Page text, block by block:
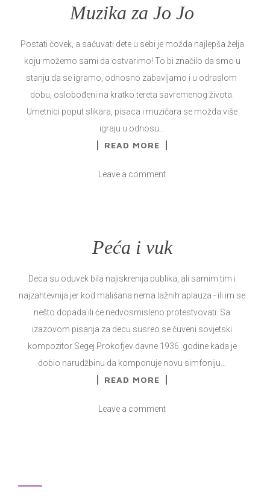
Muzika za Jo Jo
Postati čovek, a sačuvati dete u sebi je možda najlepša želja
koju možemo sami da ostvarimo! To bi značilo da smo u
stanju da se igramo, odnosno zabavljamo i u odraslom
dobu, oslobođeni na kratko tereta savremenog života.
Umetnici poput slikara, pisaca i muzičara se možda više
igraju u odnosu…
READ MORE
Leave a comment
Peća i vuk
Deca su oduvek bila najiskrenija publika, ali samim tim i
najzahtevnija jer kod mališana nema lažnih aplauza - ili im se
nešto dopada ili će nedvosmisleno protestvovati. Sa
izazovom pisanja za decu susreo se čuveni sovjetski
kompozitor Segej Prokofjev davne 1936. godine kada je
dobio narudžbinu da komponuje novu simfoniju…
READ MORE
Leave a comment